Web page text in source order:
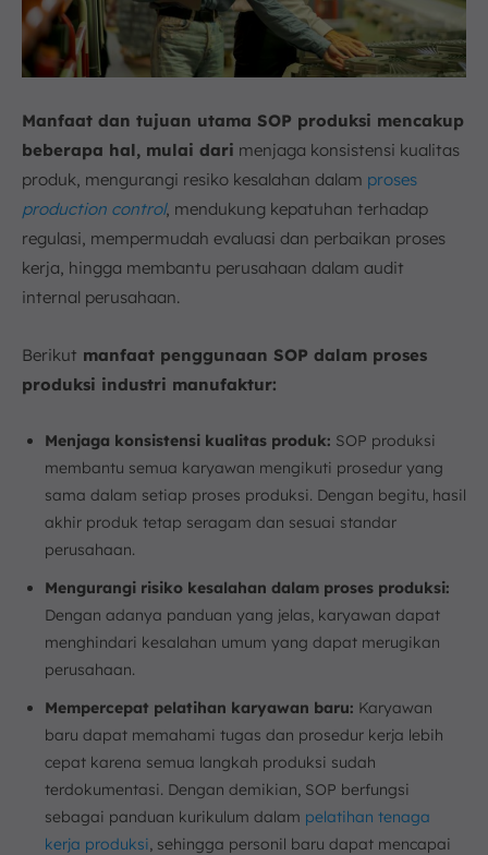
Manfaat dan tujuan utama SOP produksi mencakup
beberapa hal, mulai dari menjaga konsistensi kualitas
produk, mengurangi resiko kesalahan dalam proses
production control, mendukung kepatuhan terhadap
regulasi, mempermudah evaluasi dan perbaikan proses
kerja, hingga membantu perusahaan dalam audit
internal perusahaan.
Berikut manfaat penggunaan SOP dalam proses
produksi industri manufaktur:
Menjaga konsistensi kualitas produk: SOP produksi
membantu semua karyawan mengikuti prosedur yang
sama dalam setiap proses produksi. Dengan begitu, hasil
akhir produk tetap seragam dan sesuai standar
perusahaan.
Mengurangi risiko kesalahan dalam proses produksi:
Dengan adanya panduan yang jelas, karyawan dapat
menghindari kesalahan umum yang dapat merugikan
perusahaan.
Mempercepat pelatihan karyawan baru: Karyawan
baru dapat memahami tugas dan prosedur kerja lebih
cepat karena semua langkah produksi sudah
terdokumentasi. Dengan demikian, SOP berfungsi
sebagai panduan kurikulum dalam pelatihan tenaga
kerja produksi , sehingga personil baru dapat mencapai